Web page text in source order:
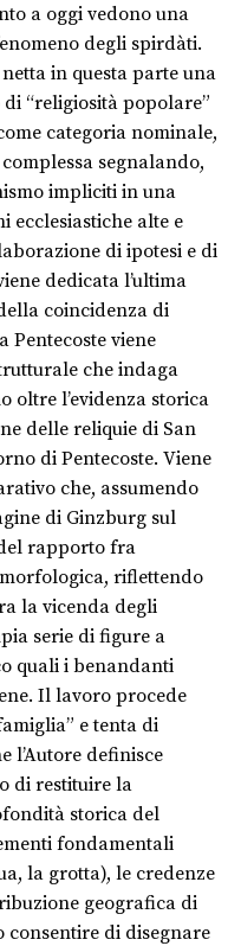
a oggi vedono una
degli spirdàti.
in questa parte una
“religiosità popolare”
categoria nominale,
segnalando,
impliciti in una
ecclesiastiche alte e
di ipotesi e di
dedicata l’ultima
coincidenza di
Pentecoste viene
che indaga
oltre l’evidenza storica
delle reliquie di San
di Pentecoste. Viene
che, assumendo
di Ginzburg sul
rapporto fra
riflettendo
la vicenda degli
serie di figure a
quali i benandanti
Il lavoro procede
e tenta di
l’Autore definisce
di restituire la
storica del
fondamentali
la grotta), le credenze
geografica di
di disegnare